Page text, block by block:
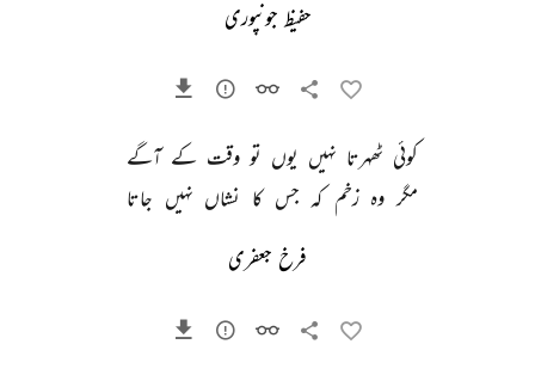
حفیظ جونپوری
کوئی ٹھہرتا نہیں یوں تو وقت کے آگے
مگر وہ زخم کہ جس کا نشاں نہیں جاتا
فرخ جعفری